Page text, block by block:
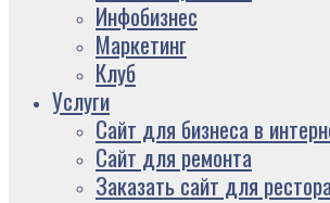
Инфобизнес
Маркетинг
Клуб
Услуги
Сайт для бизнеса в
Сайт для ремонта
Заказать сайт для